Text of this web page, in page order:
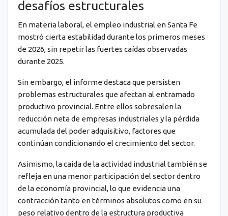
desafíos estructurales
En materia laboral, el empleo industrial en Santa Fe
mostró cierta estabilidad durante los primeros meses
de 2026, sin repetir las fuertes caídas observadas
durante 2025.
Sin embargo, el informe destaca que persisten
problemas estructurales que afectan al entramado
productivo provincial. Entre ellos sobresalen la
reducción neta de empresas industriales y la pérdida
acumulada del poder adquisitivo, factores que
continúan condicionando el crecimiento del sector.
Asimismo, la caída de la actividad industrial también se
refleja en una menor participación del sector dentro
de la economía provincial, lo que evidencia una
contracción tanto en términos absolutos como en su
peso relativo dentro de la estructura productiva